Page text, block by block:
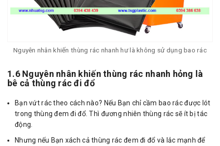
Nguyên nhân khiến thùng rác nhanh hư là không sử dụng bao rác
1.6 Nguyên nhân khiến thùng rác nhanh hỏng là
bê cả thùng rác đi đổ
Bạn vứt rác theo cách nào? Nếu Bạn chỉ cầm bao rác được lót
trong thùng đem đi đổ. Thì đương nhiên thùng rác sẽ ít bị tác
động.
Nhưng nếu Bạn xách cả thùng rác đem đi đổ và lắc mạnh để